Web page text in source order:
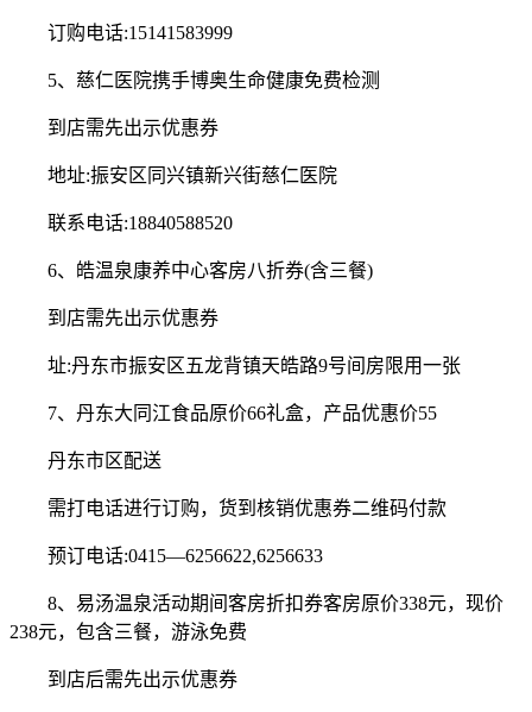
订购电话:15141583999
5、慈仁医院携手博奥生命健康免费检测
到店需先出示优惠券
地址:振安区同兴镇新兴街慈仁医院
联系电话:18840588520
6、皓温泉康养中心客房八折券(含三餐)
到店需先出示优惠券
址:丹东市振安区五龙背镇天皓路9号间房限用一张
7、丹东大同江食品原价66礼盒，产品优惠价55
丹东市区配送
需打电话进行订购，货到核销优惠券二维码付款
预订电话:0415—6256622,6256633
8、易汤温泉活动期间客房折扣券客房原价338元，现价
238元，包含三餐，游泳免费
到店后需先出示优惠券